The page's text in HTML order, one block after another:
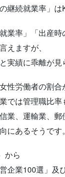
継続就業率」
業率」「出産
えますが、
実績に乖離が見
性労働者の割
では管理職比率
業、運輸業、郵
にあるそうです。
から
企業100選」